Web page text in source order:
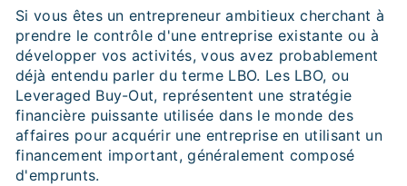
Si vous êtes un entrepreneur ambitieux cherchant à
prendre le contrôle d'une entreprise existante ou à
développer vos activités, vous avez probablement
déjà entendu parler du terme LBO. Les LBO, ou
Leveraged Buy-Out, représentent une stratégie
financière puissante utilisée dans le monde des
affaires pour acquérir une entreprise en utilisant un
financement important, généralement composé
d'emprunts.